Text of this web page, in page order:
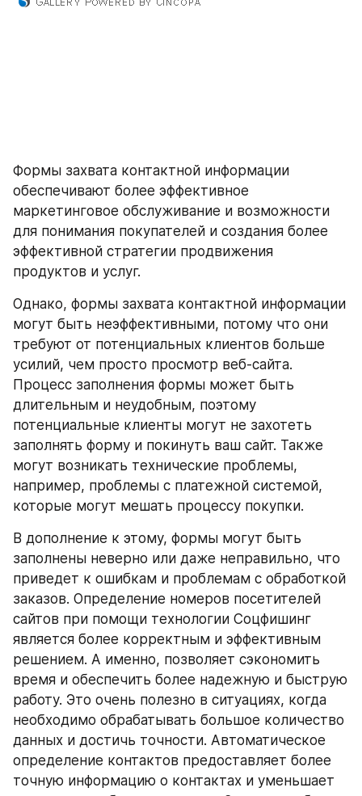
Формы захвата контактной информации
обеспечивают более эффективное
маркетинговое обслуживание и возможности
для понимания покупателей и создания более
эффективной стратегии продвижения
продуктов и услуг.
Однако, формы захвата контактной информации
могут быть неэффективными, потому что они
требуют от потенциальных клиентов больше
усилий, чем просто просмотр веб-сайта.
Процесс заполнения формы может быть
длительным и неудобным, поэтому
потенциальные клиенты могут не захотеть
заполнять форму и покинуть ваш сайт. Также
могут возникать технические проблемы,
например, проблемы с платежной системой,
которые могут мешать процессу покупки.
В дополнение к этому, формы могут быть
заполнены неверно или даже неправильно, что
приведет к ошибкам и проблемам с обработкой
заказов. Определение номеров посетителей
сайтов при помощи технологии Соцфишинг
является более корректным и эффективным
решением. А именно, позволяет сэкономить
время и обеспечить более надежную и быструю
работу. Это очень полезно в ситуациях, когда
необходимо обрабатывать большое количество
данных и достичь точности. Автоматическое
определение контактов предоставляет более
точную информацию о контактах и уменьшает